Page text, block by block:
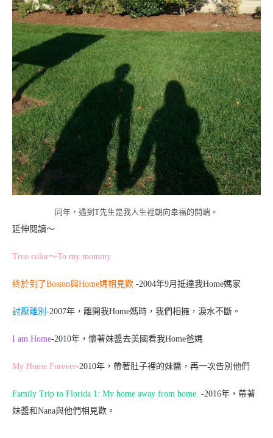
同年，遇到T先生是我人生裡朝向幸福的開端。
延伸閱讀～
True color～To my mommy
終於到了Boston與Home媽相見歡 -2004年9月抵達我Home媽家
討厭離別 -2007年，離開我Home媽時，我們相擁，淚水不斷。
I am Home-2010年，懷著妹醬去美國看我Home爸媽
My Home Forever-2010年，帶著肚子裡的妹醬，再一次告別他們
Family Trip to Florida 1: My home away from home. -2016年，帶著
妹醬和Nana與他們相見歡。